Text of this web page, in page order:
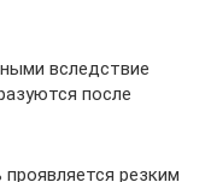
вследствие
после
резким